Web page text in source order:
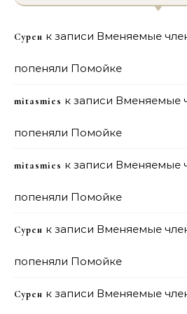
Сурен к записи Вменяемые
попеняли Помойке
mitasmies к записи Вменяемые
попеняли Помойке
mitasmies к записи Вменяемые
попеняли Помойке
Сурен к записи Вменяемые
попеняли Помойке
Сурен к записи Вменяемые